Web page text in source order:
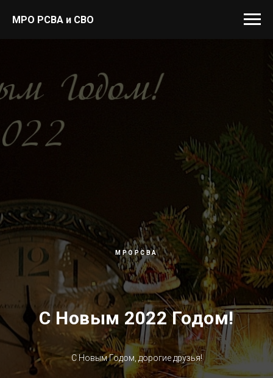
МРО РСВА и СВО
МРОРСВА
С Новым 2022 Годом!
С Новым Годом, дорогие друзья!